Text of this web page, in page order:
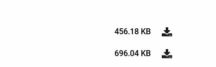
456.18 KB
696.04 KB